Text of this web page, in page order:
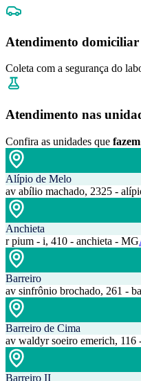
Atendimento domiciliar
Coleta com a segurança do
Atendimento nas
Confira as unidades que
Alípio de Melo
av abílio machado, 2325 -
Anchieta
r pium - i, 410 - anchieta - MG
Barreiro
av sinfrônio brochado, 261 -
Barreiro de Cima
av waldyr soeiro emerich, 116
Barreiro II